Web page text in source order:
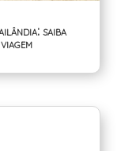
saiba